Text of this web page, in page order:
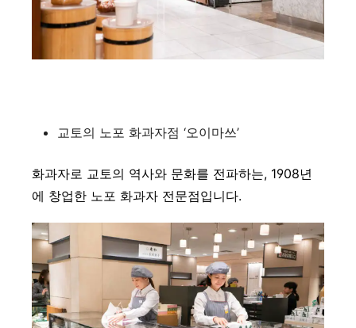
교토의 노포 화과자점 ‘오이마쓰’
화과자로 교토의 역사와 문화를 전파하는, 1908년
에 창업한 노포 화과자 전문점입니다.